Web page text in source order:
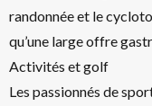
randonnée et le
qu’une large offre
Activités et golf
Les passionnés de